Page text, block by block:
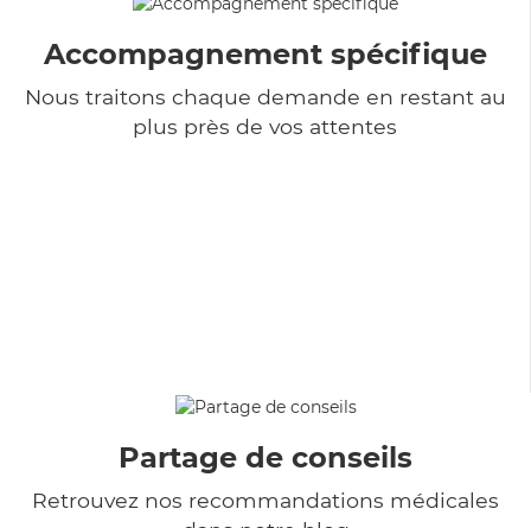
Accompagnement spécifique
Nous traitons chaque demande en restant au
plus près de vos attentes
Partage de conseils
Retrouvez nos recommandations médicales